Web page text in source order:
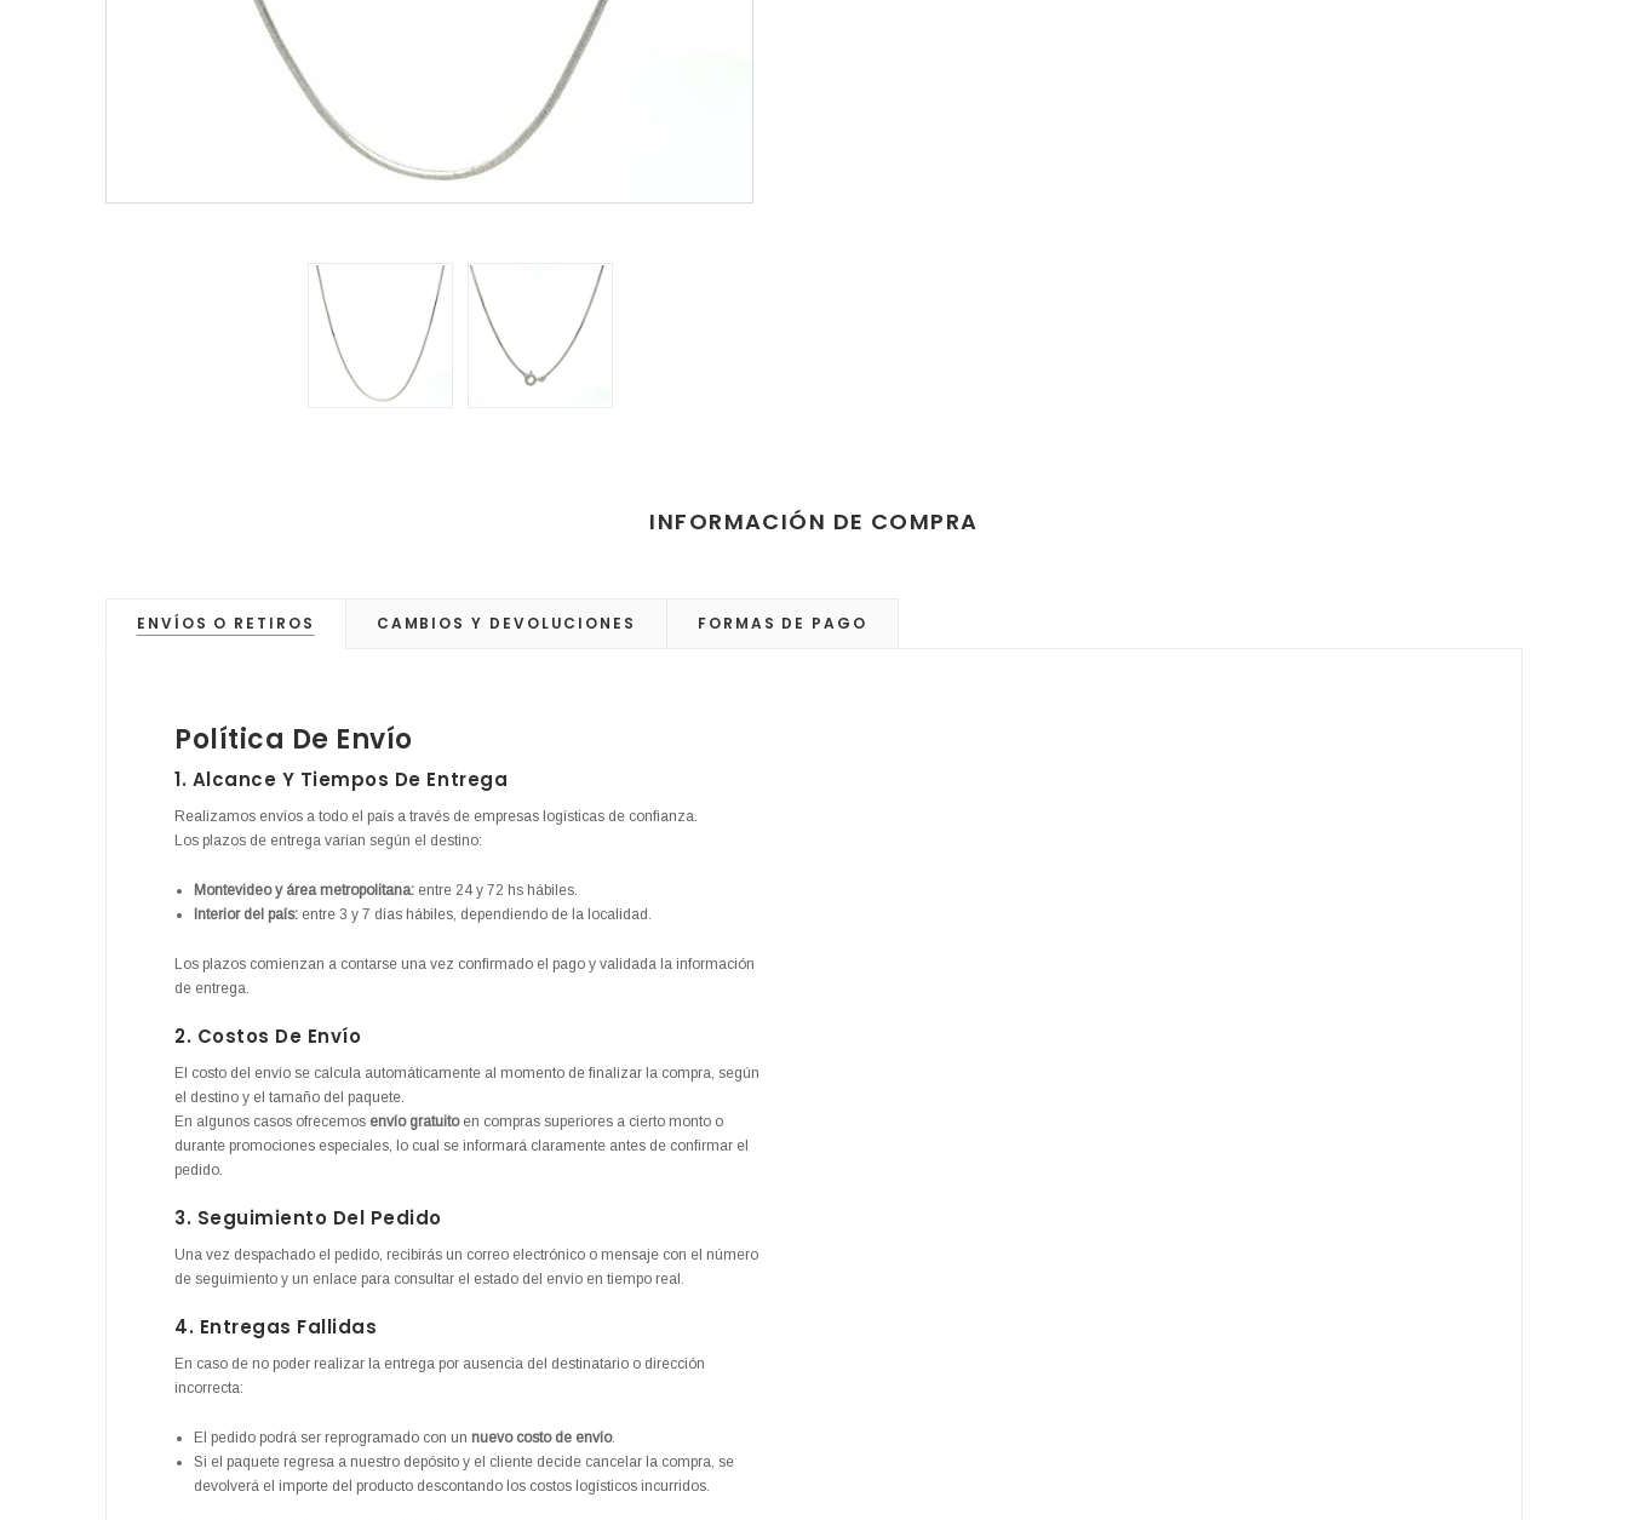
INFORMACIÓN DE COMPRA
ENVÍOS O RETIROS CAMBIOS Y DEVOLUCIONES FORMAS DE PAGO
Política De Envío
1. Alcance Y Tiempos De Entrega
Realizamos envíos a todo el país a través de empresas logísticas de confianza.
Los plazos de entrega varían según el destino:
Montevideo y área metropolitana: entre 24 y 72 hs hábiles.
Interior del país: entre 3 y 7 días hábiles, dependiendo de la localidad.
Los plazos comienzan a contarse una vez confirmado el pago y validada la información
de entrega.
2. Costos De Envío
El costo del envío se calcula automáticamente al momento de finalizar la compra, según
el destino y el tamaño del paquete.
En algunos casos ofrecemos envío gratuitoen compras superiores a cierto monto o
durante promociones especiales, lo cual se informará claramente antes de confirmar el
pedido.
3. Seguimiento Del Pedido
Una vez despachado el pedido, recibirás un correo electrónico o mensaje con el número
de seguimiento y un enlace para consultar el estado del envío en tiempo real.
4. Entregas Fallidas
En caso de no poder realizar la entrega por ausencia del destinatario o dirección
incorrecta:
El pedido podrá ser reprogramado con un nuevo costo de envío.
Si el paquete regresa a nuestro depósito y el cliente decide cancelar la compra, se
devolverá el importe del producto descontando los costos logísticos incurridos.